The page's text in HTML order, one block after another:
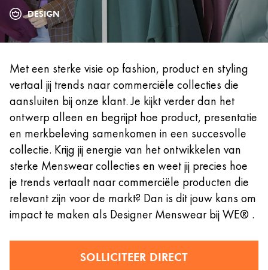
DESIGN
Met een sterke visie op fashion, product en styling
vertaal jij trends naar commerciële collecties die
aansluiten bij onze klant. Je kijkt verder dan het
ontwerp alleen en begrijpt hoe product, presentatie
en merkbeleving samenkomen in een succesvolle
collectie. Krijg jij energie van het ontwikkelen van
sterke Menswear collecties en weet jij precies hoe
je trends vertaalt naar commerciële producten die
relevant zijn voor de markt? Dan is dit jouw kans om
impact te maken als Designer Menswear bij WE® .
SOLLICITEER DIRECT